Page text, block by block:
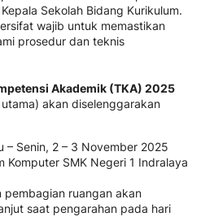
Sekolah Bidang Kurikulum.
wajib untuk memastikan
prosedur dan teknis
Akademik (TKA) 2025
akan diselenggarakan
– Senin, 2 – 3 November 2025
Komputer SMK Negeri 1 Indralaya
pembagian ruangan akan
saat pengarahan pada hari